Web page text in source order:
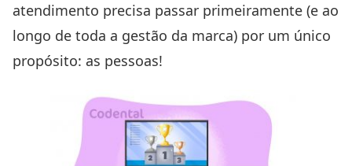
atendimento precisa passar primeiramente (e ao
longo de toda a gestão da marca) por um único
propósito: as pessoas!